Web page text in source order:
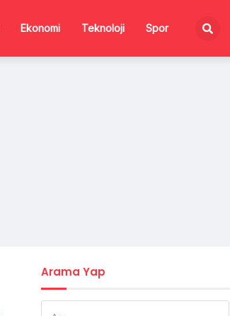
Ekonomi Teknoloji Spor
Arama Yap